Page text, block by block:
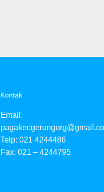
Kontak
Email:
Telp: 021 4244486
Fax: 021 – 4244795